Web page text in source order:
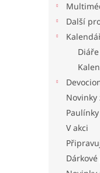
Další
Diáře
V akci